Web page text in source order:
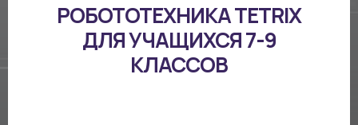
РОБОТОТЕХНИКА TETRIX
ДЛЯ УЧАЩИХСЯ 7-9
КЛАССОВ